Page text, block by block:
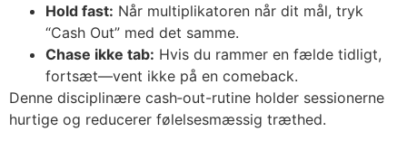
Hold fast: Når multiplikatoren når dit mål, tryk
“Cash Out” med det samme.
Chase ikke tab: Hvis du rammer en fælde tidligt,
fortsæt—vent ikke på en comeback.
Denne disciplinære cash‑out-rutine holder sessionerne
hurtige og reducerer følelsesmæssig træthed.